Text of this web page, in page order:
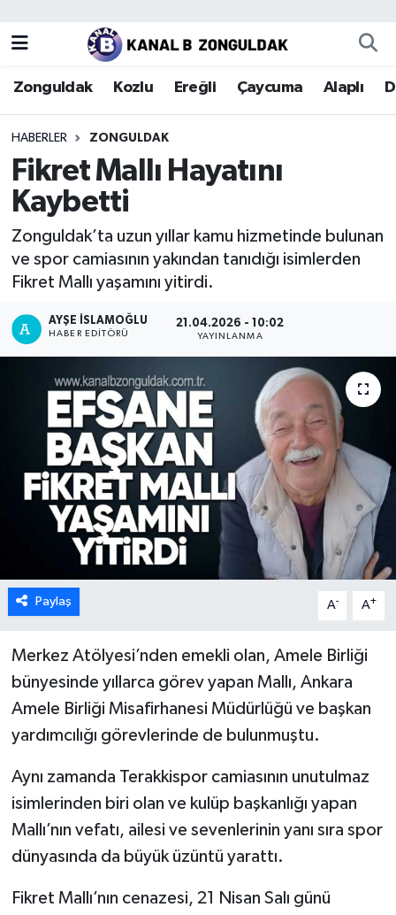
Zonguldak Kozlu Ereğli Çaycuma Alaplı
HABERLER ZONGULDAK
Fikret Mallı Hayatını
Kaybetti
Zonguldak’ta uzun yıllar kamu hizmetinde bulunan
ve spor camiasının yakından tanıdığı isimlerden
Fikret Mallı yaşamını yitirdi.
AYŞE İSLAMOĞLU
HABER EDITÖRÜ
21.04.2026 - 10:02
YAYINLANMA
Paylaş A- A+
Merkez Atölyesi’nden emekli olan, Amele Birliği
bünyesinde yıllarca görev yapan Mallı, Ankara
Amele Birliği Misafirhanesi Müdürlüğü ve başkan
yardımcılığı görevlerinde de bulunmuştu.
Aynı zamanda Terakkispor camiasının unutulmaz
isimlerinden biri olan ve kulüp başkanlığı yapan
Mallı’nın vefatı, ailesi ve sevenlerinin yanı sıra spor
dünyasında da büyük üzüntü yarattı.
Fikret Mallı’nın cenazesi, 21 Nisan Salı günü
Zonguldak
Kozlu
Ereğli
Çaycuma
Alaplı
Devrek
Gökçebey
Bartın
Karabük
Spor
Ulusal
Zonguldak Nöbetçi Eczaneler
Zonguldak Hava Durumu
Zonguldak Trafik Yoğunluk Haritası
Puan Durumu ve Fikstür
Tüm Manşetler
Son Dakika Haberleri
Haber Arşivi